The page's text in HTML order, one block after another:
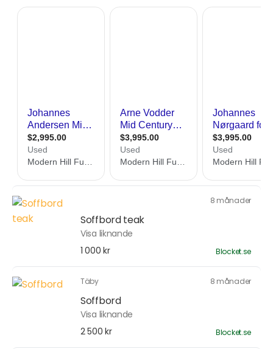
8 månader
Soffbord teak
Visa liknande
1 000 kr
Blocket.se
Täby 8 månader
Soffbord
Visa liknande
2 500 kr
Blocket.se